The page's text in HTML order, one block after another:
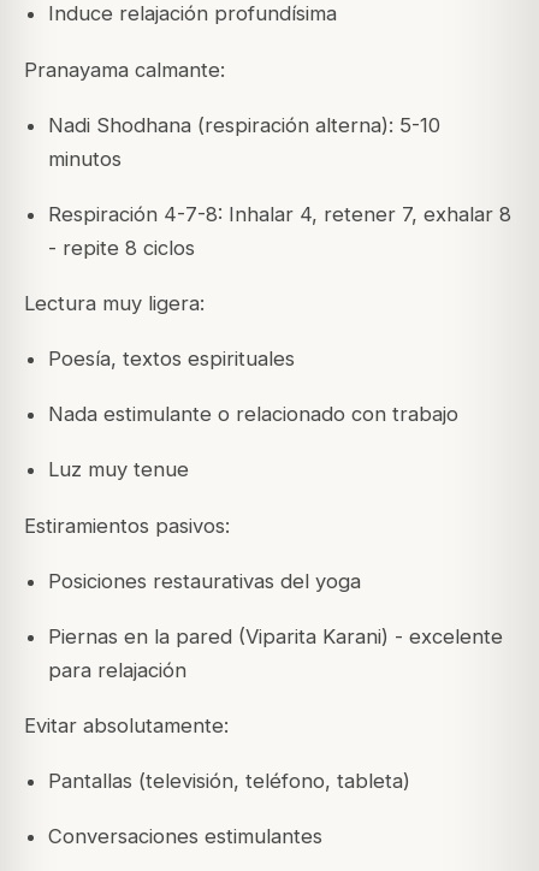
Induce relajación profundísima
Pranayama calmante:
Nadi Shodhana (respiración alterna): 5-10
minutos
Respiración 4-7-8: Inhalar 4, retener 7, exhalar 8
- repite 8 ciclos
Lectura muy ligera:
Poesía, textos espirituales
Nada estimulante o relacionado con trabajo
Luz muy tenue
Estiramientos pasivos:
Posiciones restaurativas del yoga
Piernas en la pared (Viparita Karani) - excelente
para relajación
Evitar absolutamente:
Pantallas (televisión, teléfono, tableta)
Conversaciones estimulantes